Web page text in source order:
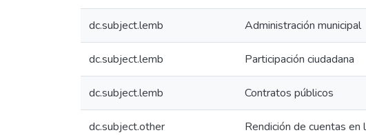
dc.subject.lemb Administración municipal
dc.subject.lemb Participación ciudadana
dc.subject.lemb Contratos públicos
dc.subject.other Rendición de cuentas en